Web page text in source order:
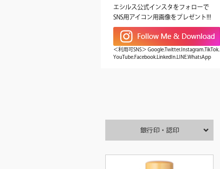
エシルス公式インスタをフォローで
SNS用アイコン用画像をプレゼント!!!
＜利用可SNS＞ Google.Twitter.Instagram.TikTok.
YouTube.Facebook.LinkedIn.LINE.WhatsApp
銀行印・認印